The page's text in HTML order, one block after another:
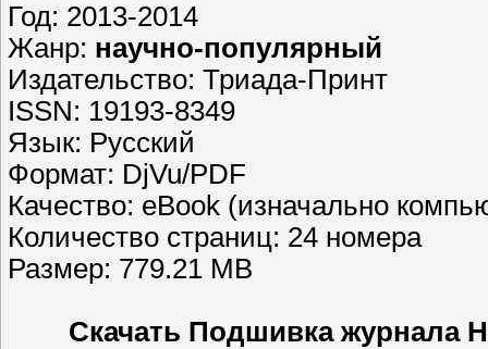
Год: 2013-2014
Жанр: научно-популярный
Издательство: Триада-Принт
ISSN: 19193-8349
Язык: Русский
Формат: DjVu/PDF
Качество: eBook (изначально
Количество страниц: 24 номера
Размер: 779.21 MB
Скачать Подшивка журнала